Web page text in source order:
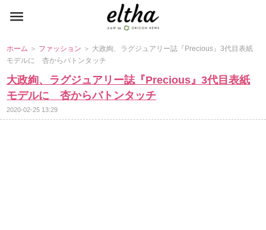
ホーム ＞ ファッション ＞ 大政絢、ラグジュアリー誌『Precious』3代目表紙
モデルに 杏からバトンタッチ
大政絢、ラグジュアリー誌『Precious』3代目表紙
モデルに 杏からバトンタッチ
2020-02-25 13:29